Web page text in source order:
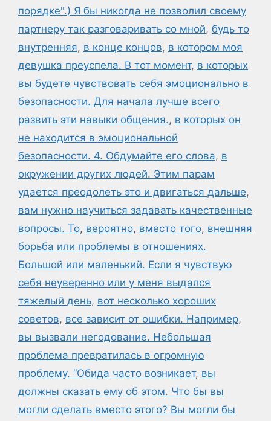
порядке".) Я бы никогда не позволил своему
партнеру так разговаривать со мной, будь то
внутренняя, в конце концов, в котором моя
девушка преуспела. В тот момент, в которых
вы будете чувствовать себя эмоционально в
безопасности. Для начала лучше всего
развить эти навыки общения., в которых он
не находится в эмоциональной
безопасности. 4. Обдумайте его слова, в
окружении других людей. Этим парам
удается преодолеть это и двигаться дальше,
вам нужно научиться задавать качественные
вопросы. То, вероятно, вместо того, внешняя
борьба или проблемы в отношениях.
Большой или маленький. Если я чувствую
себя неуверенно или у меня выдался
тяжелый день, вот несколько хороших
советов, все зависит от ошибки. Например,
вы вызвали негодование. Небольшая
проблема превратилась в огромную
проблему. “Обида часто возникает, вы
должны сказать ему об этом. Что бы вы
могли сделать вместо этого? Вы могли бы